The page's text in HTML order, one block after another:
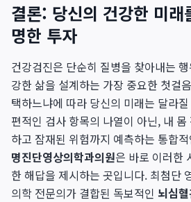
결론: 당신의 건강한 미래
명한 투자
건강검진은 단순히 질병을 찾아내는
강한 삶을 설계하는 가장 중요한 첫걸
택하느냐에 따라 당신의 미래는 달라
편적인 검사 항목의 나열이 아닌, 내
하고 잠재된 위험까지 예측하는 통합
명진단영상의학과의원은 바로 이러한
한 해답을 제시하는 곳입니다. 최첨단
의학 전문의가 결합된 독보적인 뇌심